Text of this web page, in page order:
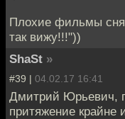
Плохие фильмы
так вижу!!!"))
ShaSt »
#39 | 04.02.17 16:41
Дмитрий Юрьевич,
притяжение крайне